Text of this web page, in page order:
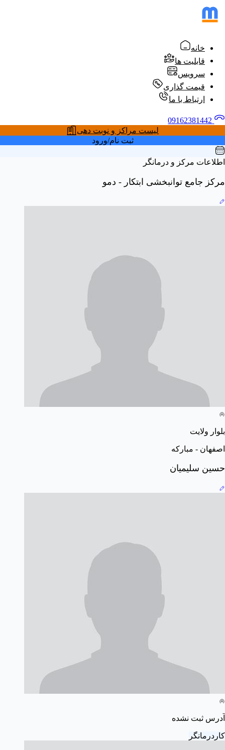
خانه
قابلیت ها
سرویس
قیمت گذاری
ارتباط با ما
لیست مراکز و نوبت دهی
ثبت نام/ورود
اطلاعات مرکز و درمانگر
مرکز جامع توانبخشی ابتکار - دمو
بلوار ولایت
اصفهان - مبارکه
حسین سلیمیان
آدرس ثبت نشده
کاردرمانگر